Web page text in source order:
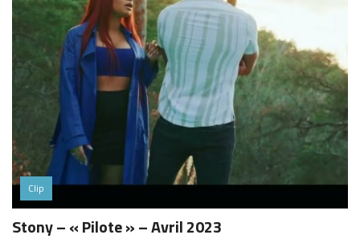
Clip
Stony – « Pilote » – Avril 2023